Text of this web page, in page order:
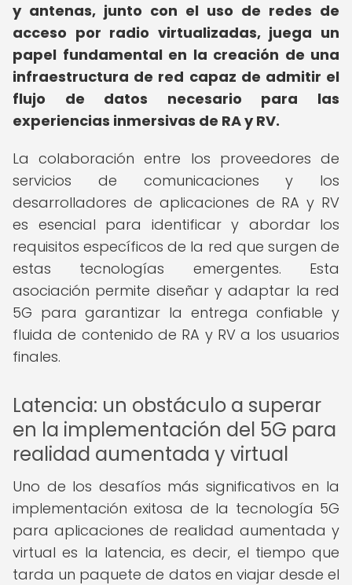
y antenas, junto con el uso de redes de
acceso por radio virtualizadas, juega un
papel fundamental en la creación de una
infraestructura de red capaz de admitir el
flujo de datos necesario para las
experiencias inmersivas de RA y RV.
La colaboración entre los proveedores de
servicios de comunicaciones y los
desarrolladores de aplicaciones de RA y RV
es esencial para identificar y abordar los
requisitos específicos de la red que surgen de
estas tecnologías emergentes. Esta
asociación permite diseñar y adaptar la red
5G para garantizar la entrega confiable y
fluida de contenido de RA y RV a los usuarios
finales.
Latencia: un obstáculo a superar
en la implementación del 5G para
realidad aumentada y virtual
Uno de los desafíos más significativos en la
implementación exitosa de la tecnología 5G
para aplicaciones de realidad aumentada y
virtual es la latencia, es decir, el tiempo que
tarda un paquete de datos en viajar desde el